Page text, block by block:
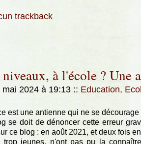
trackback
à l'école ? Une
2024 à 19:13 :: Education,
est une antienne qui ne se
se doit de dénoncer cette erreur
ce blog : en août 2021, et deux fois
jeunes, n'ont pas pu la